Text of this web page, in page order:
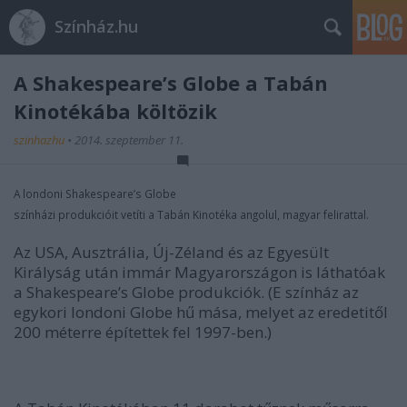
Színház.hu
A Shakespeare’s Globe a Tabán
Kinotékába költözik
szinhazhu • 2014. szeptember 11.
A londoni Shakespeare’s Globe
színházi produkcióit vetíti a Tabán Kinotéka angolul, magyar felirattal.
Az USA, Ausztrália, Új-Zéland és az Egyesült
Királyság után immár Magyarországon is láthatóak
a Shakespeare’s Globe produkciók. (E színház az
egykori londoni Globe hű mása, melyet az eredetitől
200 méterre építettek fel 1997-ben.)